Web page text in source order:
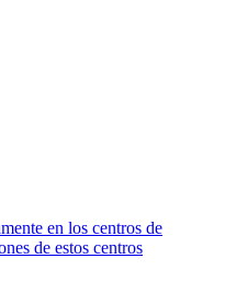
en los centros de
de estos centros